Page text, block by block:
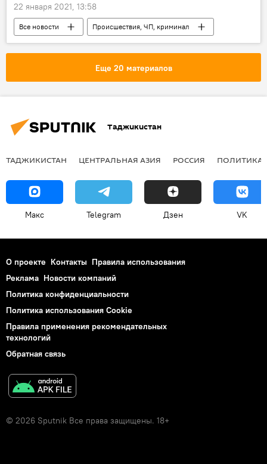
22 января 2021, 13:58
Все новости
Происшествия, ЧП, криминал
Татарстан
взрыв Россия
Еще 20 материалов
Таджикистан
ТАДЖИКИСТАН ЦЕНТРАЛЬНАЯ АЗИЯ РОССИЯ ПОЛИТИКА
Макс Telegram Дзен VK
О проекте Контакты Правила использования
Реклама Новости компаний
Политика конфиденциальности
Политика использования Cookie
Правила применения рекомендательных
технологий
Обратная связь
© 2026 Sputnik Все права защищены. 18+